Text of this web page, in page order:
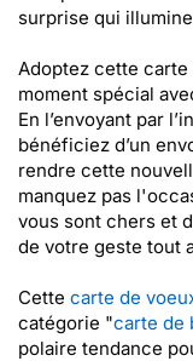
surprise qui
Adoptez cette
moment spécial
En l’envoyant par
bénéficiez d’un
rendre cette
manquez pas
vous sont chers et
de votre geste tout
Cette carte de
catégorie "carte de
polaire tendance